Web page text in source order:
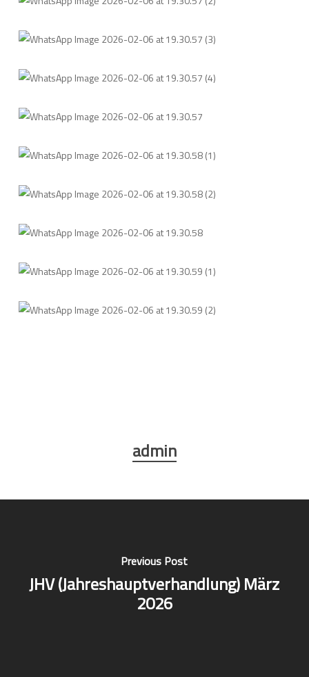
admin
Previous Post
JHV (Jahreshauptverhandlung) März
2026